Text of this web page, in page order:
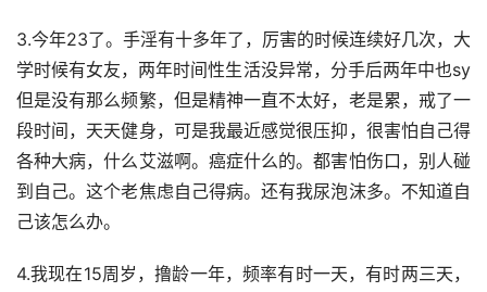
3.今年23了。手淫有十多年了，厉害的时候连续好几次，大
学时候有女友，两年时间性生活没异常，分手后两年中也sy
但是没有那么频繁，但是精神一直不太好，老是累，戒了一
段时间，天天健身，可是我最近感觉很压抑，很害怕自己得
各种大病，什么艾滋啊。癌症什么的。都害怕伤口，别人碰
到自己。这个老焦虑自己得病。还有我尿泡沫多。不知道自
己该怎么办。
4.我现在15周岁，撸龄一年，频率有时一天，有时两三天，